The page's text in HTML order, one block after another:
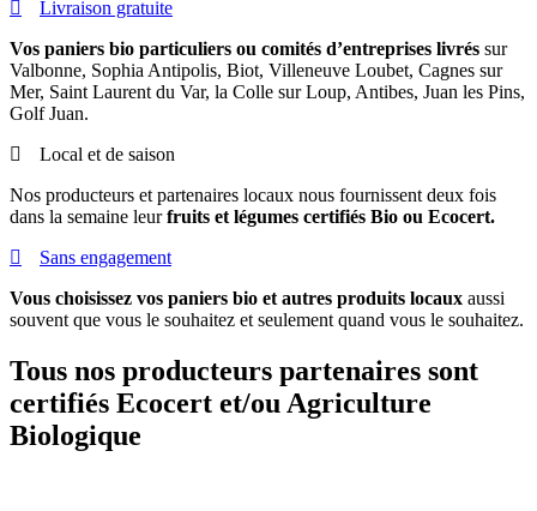
Livraison gratuite
Vos paniers bio particuliers ou comités d’entreprises livrés sur
Valbonne, Sophia Antipolis, Biot, Villeneuve Loubet, Cagnes sur
Mer, Saint Laurent du Var, la Colle sur Loup, Antibes, Juan les Pins,
Golf Juan.
Local et de saison
Nos producteurs et partenaires locaux nous fournissent deux fois
dans la semaine leurfruits et légumes certifiés Bio ou Ecocert.
Sans engagement
Vous choisissez vos paniers bio et autres produits locaux aussi
souvent que vous le souhaitez et seulement quand vous le souhaitez.
Tous nos producteurs partenaires sont
certifiés Ecocert et/ou Agriculture
Biologique